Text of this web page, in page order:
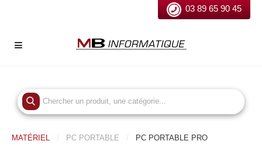
03 89 65 90 45
MATÉRIEL PC PORTABLE PC PORTABLE PRO